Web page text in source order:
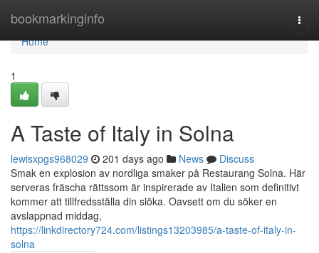
bookmarkinginfo
Home
Home
1
A Taste of Italy in Solna
lewisxpgs968029 201 days ago News
Discuss
Smak en explosion av nordliga smaker på Restaurang Solna. Här
serveras fräscha rättssom är inspirerade av Italien som definitivt
kommer att tillfredsställa din slöka. Oavsett om du söker en
avslappnad middag,
https://linkdirectory724.com/listings13203985/a-taste-of-italy-in-
solna